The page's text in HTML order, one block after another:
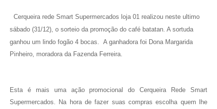
Cerqueira rede Smart Supermercados loja 01 realizou neste ultimo
sábado (31/12), o sorteio da promoção do café batatan. A sortuda
ganhou um lindo fogão 4 bocas. A ganhadora foi Dona Margarida
Pinheiro, moradora da Fazenda Ferreira.
Esta é mais uma ação promocional do Cerqueira Rede Smart
Supermercados. Na hora de fazer suas compras escolha quem lhe